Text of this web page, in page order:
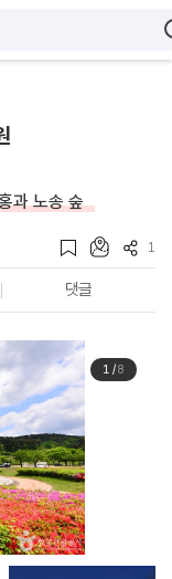
과 노송 숲
1
댓글
1/8